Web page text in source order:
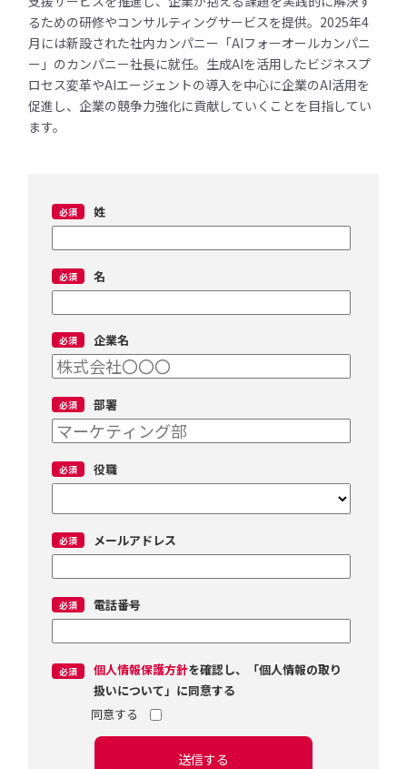
るための研修やコンサルティングサービスを提供。2025年4
月には新設された社内カンパニー「AIフォーオールカンパニ
ー」のカンパニー社長に就任。生成AIを活用したビジネスプ
ロセス変革やAIエージェントの導入を中心に企業のAI活用を
促進し、企業の競争力強化に貢献していくことを目指してい
ます。
姓
名
企業名
部署
役職
メールアドレス
電話番号
個人情報保護方針を確認し、「個人情報の取り
扱いについて」に同意する
送信する